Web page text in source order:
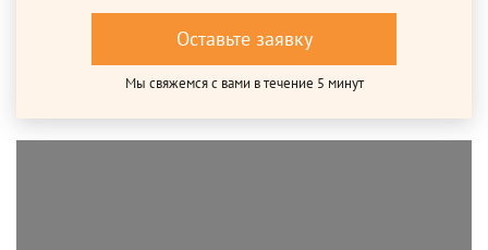
Оставьте заявку
Мы свяжемся с вами в течение 5 минут